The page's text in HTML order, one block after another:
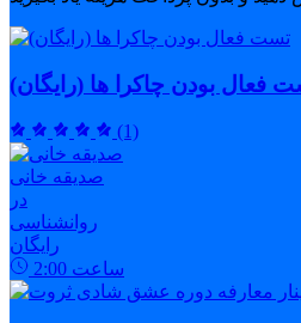
فعال بودن چاکرا ها (رایگان)
(1)
صدیقه خانی
در
روانشناسی
رایگان
2:00 ساعت